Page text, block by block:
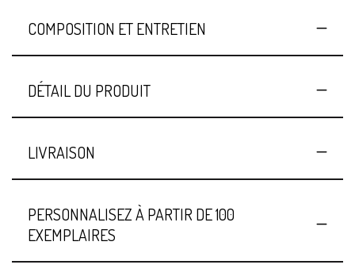
COMPOSITION ET ENTRETIEN
DÉTAIL DU PRODUIT
LIVRAISON
PERSONNALISEZ À PARTIR DE 100
EXEMPLAIRES